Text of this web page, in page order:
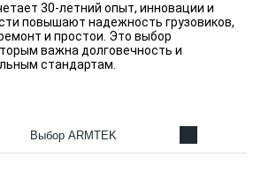
30-летний опыт, инновации и
повышают надежность грузовиков,
и простои. Это выбор
важна долговечность и
стандартам.
Выбор ARMTEK